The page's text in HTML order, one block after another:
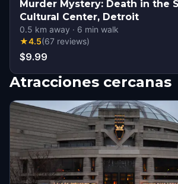
Murder Mystery: Death in the
Cultural Center, Detroit
0.5 km away · 6 min walk
★4.5(67 reviews)
$9.99
Atracciones cercanas